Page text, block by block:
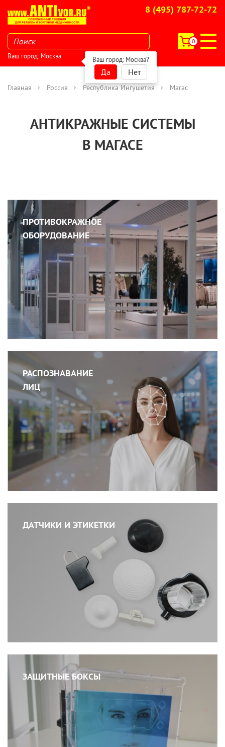
8 (495) 787-72-72
0
Ваш город: Москва Ваш город: Москва?
Да Нет
Главная Россия Республика Ингушетия Магас
АНТИКРАЖНЫЕ СИСТЕМЫ
В МАГАСЕ
ПРОТИВОКРАЖНОЕ
ОБОРУДОВАНИЕ
РАСПОЗНАВАНИЕ
ЛИЦ
ДАТЧИКИ И ЭТИКЕТКИ
ЗАЩИТНЫЕ БОКСЫ